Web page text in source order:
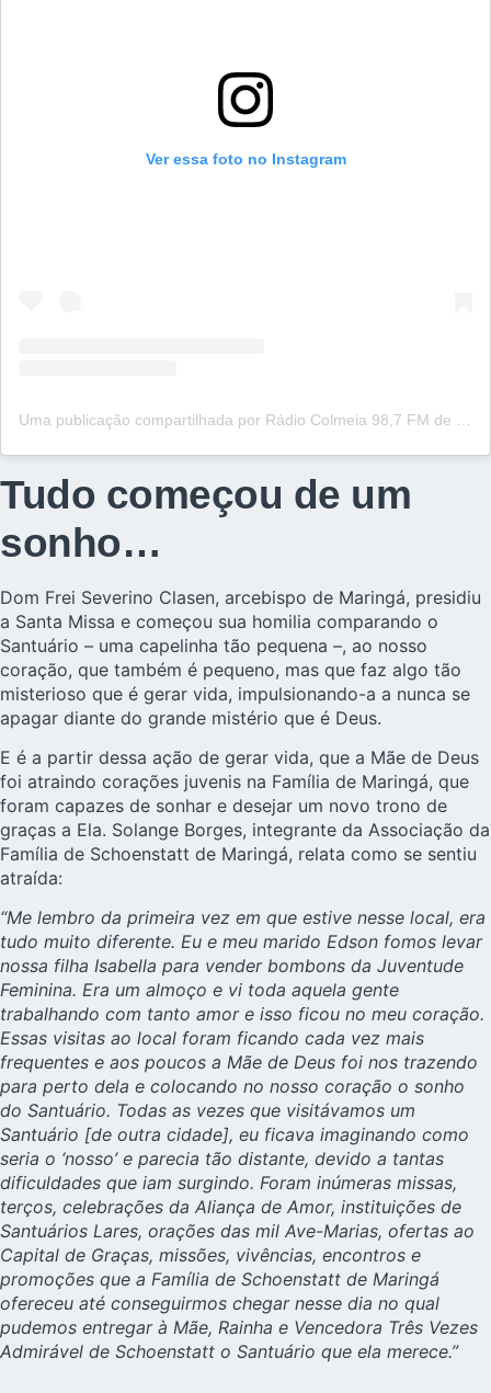
Ver essa foto no Instagram
Uma publicação compartilhada por Rádio Colmeia 98,7 FM de Maringá (@colmeiafm)
Tudo começou de um
sonho…
Dom Frei Severino Clasen, arcebispo de Maringá, presidiu
a Santa Missa e começou sua homilia comparando o
Santuário – uma capelinha tão pequena –, ao nosso
coração, que também é pequeno, mas que faz algo tão
misterioso que é gerar vida, impulsionando-a a nunca se
apagar diante do grande mistério que é Deus.
E é a partir dessa ação de gerar vida, que a Mãe de Deus
foi atraindo corações juvenis na Família de Maringá, que
foram capazes de sonhar e desejar um novo trono de
graças a Ela. Solange Borges, integrante da Associação da
Família de Schoenstatt de Maringá, relata como se sentiu
atraída:
“Me lembro da primeira vez em que estive nesse local, era
tudo muito diferente. Eu e meu marido Edson fomos levar
nossa filha Isabella para vender bombons da Juventude
Feminina. Era um almoço e vi toda aquela gente
trabalhando com tanto amor e isso ficou no meu coração.
Essas visitas ao local foram ficando cada vez mais
frequentes e aos poucos a Mãe de Deus foi nos trazendo
para perto dela e colocando no nosso coração o sonho
do Santuário. Todas as vezes que visitávamos um
Santuário [de outra cidade], eu ficava imaginando como
seria o ‘nosso’ e parecia tão distante, devido a tantas
dificuldades que iam surgindo. Foram inúmeras missas,
terços, celebrações da Aliança de Amor, instituições de
Santuários Lares, orações das mil Ave-Marias, ofertas ao
Capital de Graças, missões, vivências, encontros e
promoções que a Família de Schoenstatt de Maringá
ofereceu até conseguirmos chegar nesse dia no qual
pudemos entregar à Mãe, Rainha e Vencedora Três Vezes
Admirável de Schoenstatt o Santuário que ela merece.”